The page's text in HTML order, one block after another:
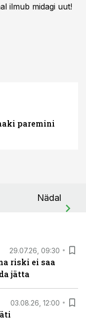
ilmub midagi uut!
paremini
Nädal
29.07.26, 09:30
riski ei saa
jätta
03.08.26, 12:00